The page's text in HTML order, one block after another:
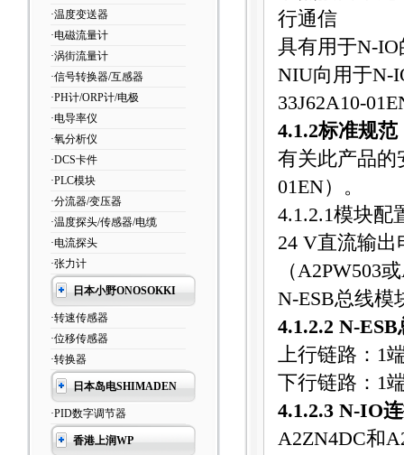
·温度变送器
·电磁流量计
·涡街流量计
·信号转换器/互感器
·PH计/ORP计/电极
·电导率仪
·氧分析仪
·DCS卡件
·PLC模块
·分流器/变压器
·温度探头/传感器/电缆
·电流探头
·张力计
日本小野ONOSOKKI
·转速传感器
·位移传感器
·转换器
日本岛电SHIMADEN
·PID数字调节器
香港上润WP
行通信
具有用于N-IO
NIU向用于N-
33J62A10-
4.1.2标准规范
有关此产品的
01EN）。
4.1.2.1模块配
24 V直流输出
（A2PW503或
N-ESB总线模
4.1.2.2 N-ESB
上行链路： 1
下行链路： 1
4.1.2.3 N-IO
A2ZN4DC和